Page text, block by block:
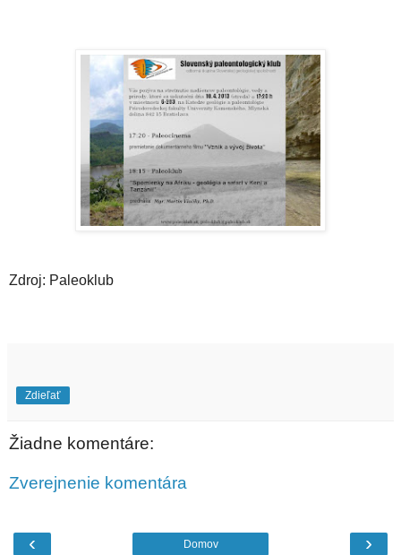
Zdroj: Paleoklub
Zdieľať
Žiadne komentáre:
Zverejnenie komentára
‹ ›
Domov